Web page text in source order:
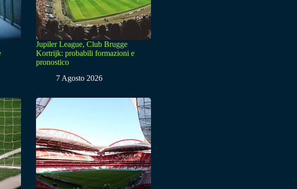
Jupiler League, Club Brugge
Kortrijk: probabili formazioni e
pronostico
7 Agosto 2026